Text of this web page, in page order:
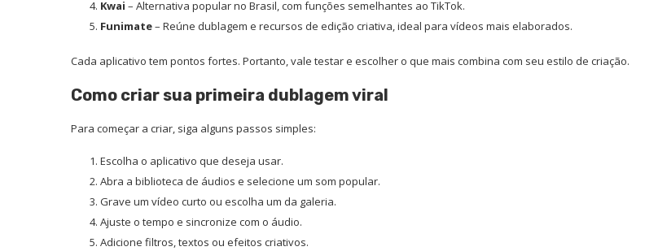
Kwai – Alternativa popular no Brasil, com funções semelhantes ao TikTok.
Funimate– Reúne dublagem e recursos de edição criativa, ideal para vídeos mais elaborados.
Cada aplicativo tem pontos fortes. Portanto, vale testar e escolher o que mais combina com seu estilo de criação.
Como criar sua primeira dublagem viral
Para começar a criar, siga alguns passos simples:
Escolha o aplicativo que deseja usar.
Abra a biblioteca de áudios e selecione um som popular.
Grave um vídeo curto ou escolha um da galeria.
Ajuste o tempo e sincronize com o áudio.
Adicione filtros, textos ou efeitos criativos.